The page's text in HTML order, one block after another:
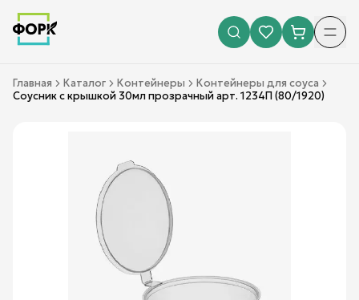
Главная Каталог Контейнеры
Контейнеры для соуса
Соусник с крышкой 30мл прозрачный арт. 1234П (80/1920)